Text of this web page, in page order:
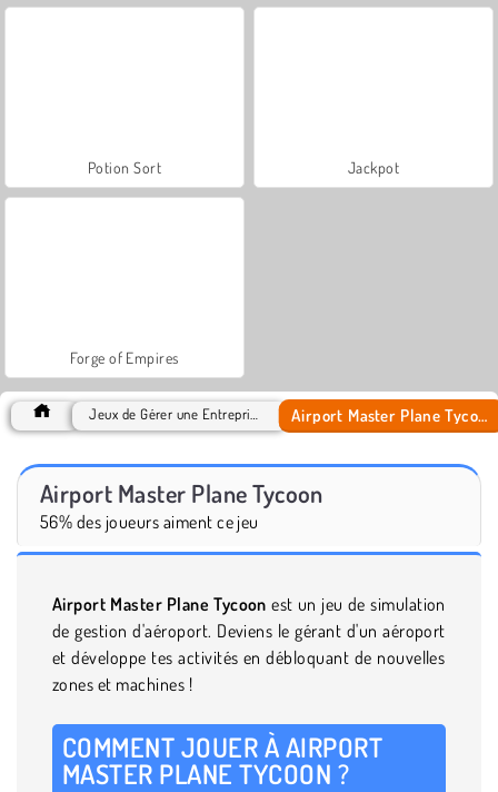
Potion Sort Jackpot
Forge of Empires
Airport Master Plane Tycoon
56% des joueurs aiment ce jeu
Airport Master Plane Tycoon est un jeu de simulation
de gestion d'aéroport. Deviens le gérant d'un aéroport
et développe tes activités en débloquant de nouvelles
zones et machines !
COMMENT JOUER À AIRPORT
MASTER PLANE TYCOON ?